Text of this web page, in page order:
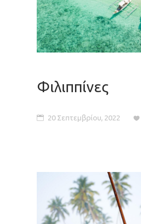
Φιλιππίνες
20 Σεπτεμβρίου, 2022